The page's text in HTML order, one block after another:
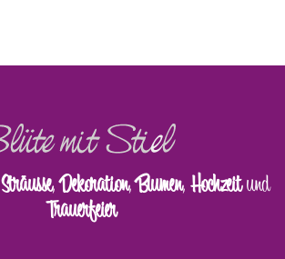
Sträusse,Dekoration,Blumen,Hochzeitund
Trauerfeier